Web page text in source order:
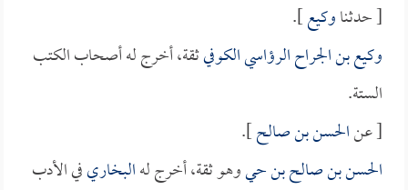
[ حدثناوكيع].
وكيع بن الجراح الرؤاسي الكوفيثقة، أخرج له أصحاب الكتب
الستة.
[ عنالحسن بن صالح].
الحسن بن صالح بن حيوهو ثقة، أخرج لهالبخاريفي الأدب